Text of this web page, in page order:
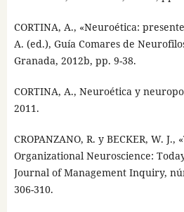
CORTINA, A., «Neuroética:
A. (ed.), Guía Comares de
Granada, 2012b, pp. 9-38.
CORTINA, A., Neuroética y
2011.
CROPANZANO, R. y BECKER, W.
Organizational Neuroscience:
Journal of Management Inquiry,
306-310.